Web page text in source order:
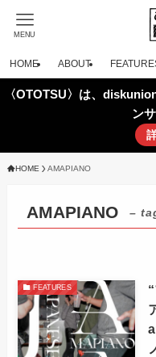
MENU
HOME ABOUT
〈OTOTSU〉は、
ン
HOME AMAPIANO
AMAPIANO –
FEATURES